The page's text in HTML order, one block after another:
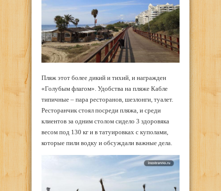
Пляж этот более дикий и тихий, и награжден
«Голубым флагом». Удобства на пляже Кабле
типичные – пара ресторанов, шезлонги, туалет.
Ресторанчик стоял посреди пляжа, и среди
клиентов за одним столом сидело 3 здоровяка
весом под 130 кг и в татуировках с куполами,
которые пили водку и обсуждали важные дела.